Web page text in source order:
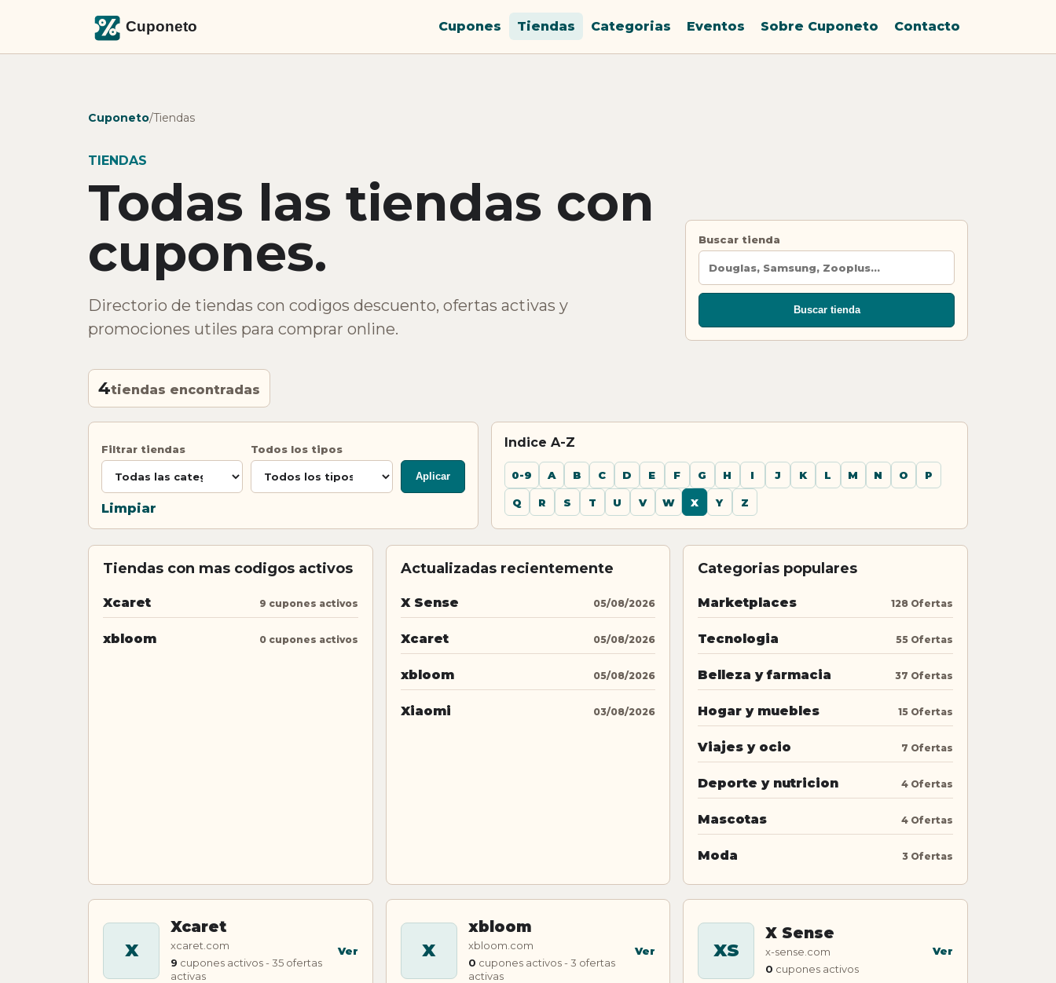
Cupones Tiendas Categorias Eventos Sobre Cuponeto Contacto
Cuponeto/Tiendas
TIENDAS
Todas las tiendas con
cupones.
Directorio de tiendas con codigos descuento, ofertas activas y
promociones utiles para comprar online.
Buscar tienda
Buscar tienda
4tiendas encontradas
Filtrar tiendas Todos los tipos
Aplicar
Limpiar
Indice A-Z
0-9 A B C D E F G H I J K L M N O P
Q R S T U V W X Y Z
Tiendas con mas codigos activos
Xcaret 9 cupones activos
xbloom 0 cupones activos
Actualizadas recientemente
X Sense 05/08/2026
Xcaret 05/08/2026
xbloom 05/08/2026
Xiaomi 03/08/2026
Categorias populares
Marketplaces 128 Ofertas
Tecnologia 55 Ofertas
Belleza y farmacia 37 Ofertas
Hogar y muebles 15 Ofertas
Viajes y ocio 7 Ofertas
Deporte y nutricion 4 Ofertas
Mascotas 4 Ofertas
Moda 3 Ofertas
X
Xcaret
xcaret.com
9 cupones activos - 35 ofertas
activas
Ver X
xbloom
xbloom.com
0 cupones activos - 3 ofertas
activas
Ver XS
X Sense
x-sense.com
0 cupones activos
Ver